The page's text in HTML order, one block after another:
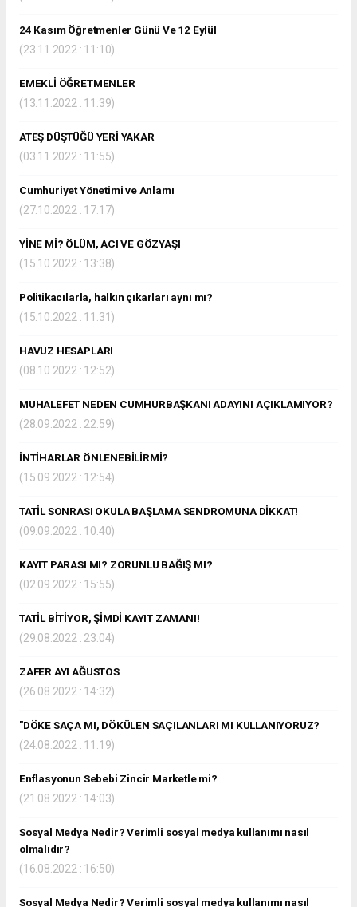
24 Kasım Öğretmenler Günü Ve 12 Eylül
(23.11.2022 : 11:10)
EMEKLİ ÖĞRETMENLER
(13.11.2022 : 11:39)
ATEŞ DÜŞTÜĞÜ YERİ YAKAR
(03.11.2022 : 11:55)
Cumhuriyet Yönetimi ve Anlamı
(27.10.2022 : 17:17)
YİNE Mİ? ÖLÜM, ACI VE GÖZYAŞI
(15.10.2022 : 13:38)
Politikacılarla, halkın çıkarları aynı mı?
(15.10.2022 : 11:31)
HAVUZ HESAPLARI
(08.10.2022 : 12:52)
MUHALEFET NEDEN CUMHURBAŞKANI ADAYINI AÇIKLAMIYOR?
(28.09.2022 : 22:59)
İNTİHARLAR ÖNLENEBİLİRMİ?
(15.09.2022 : 12:54)
TATİL SONRASI OKULA BAŞLAMA SENDROMUNA DİKKAT!
(09.09.2022 : 10:40)
KAYIT PARASI MI? ZORUNLU BAĞIŞ MI?
(02.09.2022 : 15:55)
TATİL BİTİYOR, ŞİMDİ KAYIT ZAMANI!
(29.08.2022 : 23:04)
ZAFER AYI AĞUSTOS
(26.08.2022 : 14:32)
"DÖKE SAÇA MI, DÖKÜLEN SAÇILANLARI MI KULLANIYORUZ?
(24.08.2022 : 11:19)
Enflasyonun Sebebi Zincir Marketle mi?
(21.08.2022 : 14:03)
Sosyal Medya Nedir? Verimli sosyal medya kullanımı nasıl
olmalıdır?
(16.08.2022 : 16:50)
Sosyal Medya Nedir? Verimli sosyal medya kullanımı nasıl